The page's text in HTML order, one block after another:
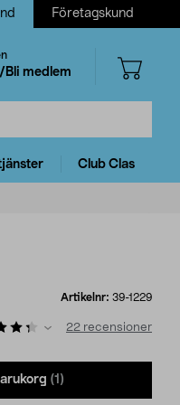
Företagskund
Bli medlem
Club Clas
Artikelnr: 39-1229
22 recensioner
(1)